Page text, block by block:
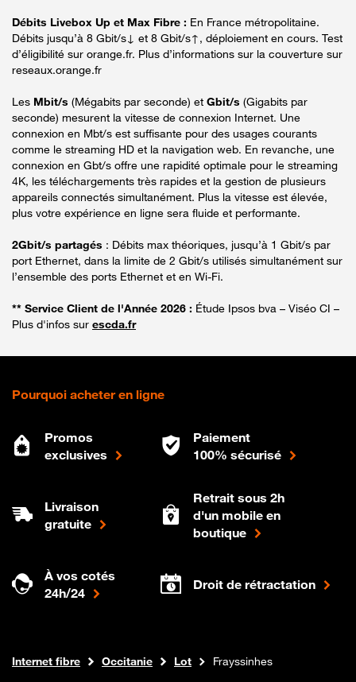
Débits Livebox Up et Max Fibre : En France métropolitaine.
Débits jusqu’à 8 Gbit/s↓ et 8 Gbit/s↑, déploiement en cours. Test
d’éligibilité sur orange.fr. Plus d’informations sur la couverture sur
reseaux.orange.fr
Les Mbit/s (Mégabits par seconde) et Gbit/s (Gigabits par
seconde) mesurent la vitesse de connexion Internet. Une
connexion en Mbt/s est suffisante pour des usages courants
comme le streaming HD et la navigation web. En revanche, une
connexion en Gbt/s offre une rapidité optimale pour le streaming
4K, les téléchargements très rapides et la gestion de plusieurs
appareils connectés simultanément. Plus la vitesse est élevée,
plus votre expérience en ligne sera fluide et performante.
2Gbit/s partagés : Débits max théoriques, jusqu’à 1 Gbit/s par
port Ethernet, dans la limite de 2 Gbit/s utilisés simultanément sur
l’ensemble des ports Ethernet et en Wi-Fi.
** Service Client de l'Année 2026 : Étude Ipsos bva – Viséo CI –
Plus d'infos sur escda.fr
Pourquoi acheter en ligne
Promos
exclusives
Paiement
100% sécurisé
Livraison
gratuite
Retrait sous 2h
d'un mobile en
boutique
À vos cotés
24h/24
Droit de rétractation
Boutique Orange
Internet fibre Occitanie Lot Frayssinhes